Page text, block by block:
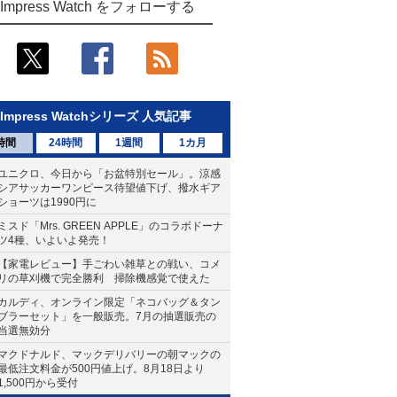
Impress Watch をフォローする
Impress Watchシリーズ 人気記事
間 24時間 1週間 1カ月
ニクロ、今日から「お盆特別セール」。涼感
アサッカーワンピース待望値下げ、撥水ギア
ョーツは1990円に
スド「Mrs. GREEN APPLE」のコラボドーナ
4種、いよいよ発売！
家電レビュー】手ごわい雑草との戦い、コメ
の草刈機で完全勝利 掃除機感覚で使えた
ルディ、オンライン限定「ネコバッグ＆タン
ラーセット」を一般販売。7月の抽選販売の
選無効分
クドナルド、マックデリバリーの朝マックの
低注文料金が500円値上げ。8月18日より
円から受付